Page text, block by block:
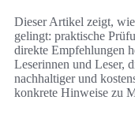
Dieser Artikel zeigt,
gelingt: praktische
direkte Empfehlungen
Leserinnen und Leser,
nachhaltiger und
konkrete Hinweise zu